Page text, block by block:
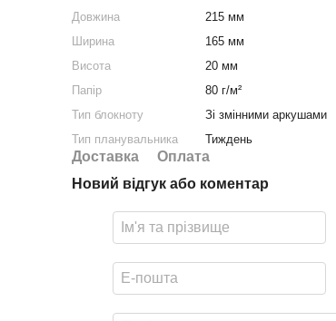
Довжина
215 мм
Ширина
165 мм
Висота
20 мм
Папір
80 г/м²
Тип блокноту
Зі змінними аркушами
Тип планувальника
Тиждень
Доставка
Оплата
Новий відгук або коментар